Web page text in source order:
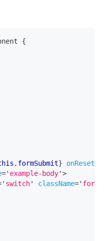
{
. formSubmit} onReset
=' example-body'>
' switch' className=' form-